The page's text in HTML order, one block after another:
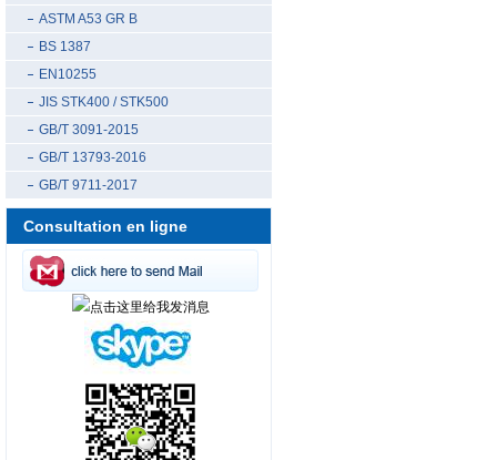
ASTM A53 GR B
BS 1387
EN10255
JIS STK400 / STK500
GB/T 3091-2015
GB/T 13793-2016
GB/T 9711-2017
Consultation en ligne